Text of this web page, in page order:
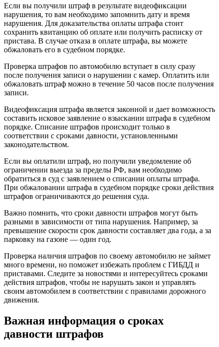
Если вы получили штраф в результате видеофиксации
нарушения, то вам необходимо запомнить дату и время
нарушения. Для доказательства оплаты штрафа стоит
сохранить квитанцию об оплате или получить расписку от
пристава. В случае отказа в оплате штрафа, вы можете
обжаловать его в судебном порядке.
Проверка штрафов по автомобилю вступает в силу сразу
после получения записи о нарушении с камер. Оплатить или
обжаловать штраф можно в течение 50 часов после получения
записи.
Видеофиксация штрафа является законной и дает возможность
составить исковое заявление о взыскании штрафа в судебном
порядке. Списание штрафов происходит только в
соответствии с сроками давности, установленными
законодательством.
Если вы оплатили штраф, но получили уведомление об
ограничении выезда за пределы РФ, вам необходимо
обратиться в суд с заявлением о списании оплаты штрафа.
При обжаловании штрафа в судебном порядке сроки действия
штрафов ограничиваются до решения суда.
Важно помнить, что сроки давности штрафов могут быть
разными в зависимости от типа нарушения. Например, за
превышение скорости срок давности составляет два года, а за
парковку на газоне — один год.
Проверка наличия штрафов по своему автомобилю не займет
много времени, но поможет избежать проблем с ГИБДД и
приставами. Следите за новостями и интересуйтесь сроками
действия штрафов, чтобы не нарушать закон и управлять
своим автомобилем в соответствии с правилами дорожного
движения.
Важная информация о сроках
давности штрафов